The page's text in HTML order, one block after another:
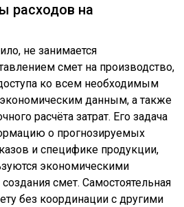
расходов на
не занимается
смет на производство,
ко всем необходимым
данным, а также
расчёта затрат. Его задача
о прогнозируемых
и специфике продукции,
экономическими
смет. Самостоятельная
без координации с другими